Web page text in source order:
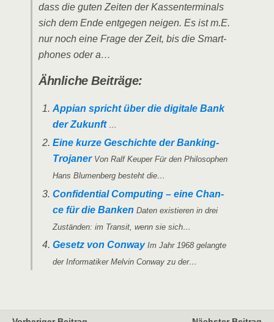
dass die guten Zei­ten der Kas­sen­ter­mi­nals
sich dem Ende ent­ge­gen nei­gen. Es ist m.E.
nur noch eine Fra­ge der Zeit, bis die Smart­
phones oder a…
Ähn­li­che Beiträge:
Appian spricht über die digi­ta­le Bank
der Zukunft …
Eine kur­ze Geschich­te der Ban­king-
Tro­ja­ner Von Ralf Keu­per Für den Phi­lo­so­phen
Hans Blu­men­berg besteht die…
Con­fi­den­ti­al Com­pu­ting – eine Chan­
ce für die Ban­ken Daten exis­tie­ren in drei
Zustän­den: im Tran­sit, wenn sie sich…
Gesetz von Con­way Im Jahr 1968 gelang­te
der Infor­ma­ti­ker Mel­vin Con­way zu der…